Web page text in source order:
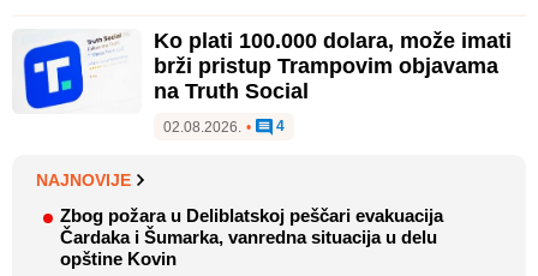
Ko plati 100.000 dolara, može imati
brži pristup Trampovim objavama
na Truth Social
02.08.2026. • 4
NAJNOVIJE
Zbog požara u Deliblatskoj peščari evakuacija
Čardaka i Šumarka, vanredna situacija u delu
opštine Kovin